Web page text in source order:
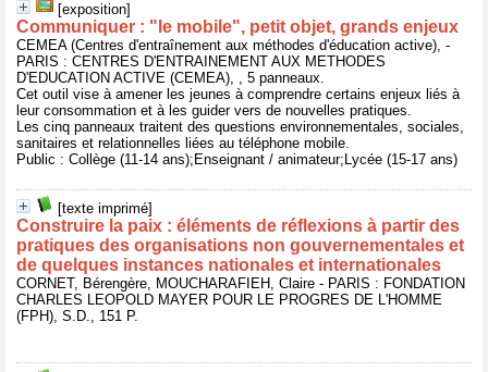
[exposition]
Communiquer : "le mobile", petit objet, grands enjeux
CEMEA (Centres d'entraînement aux méthodes d'éducation active), -
PARIS : CENTRES D'ENTRAINEMENT AUX METHODES
D'EDUCATION ACTIVE (CEMEA), , 5 panneaux.
Cet outil vise à amener les jeunes à comprendre certains enjeux liés à
leur consommation et à les guider vers de nouvelles pratiques.
Les cinq panneaux traitent des questions environnementales, sociales,
sanitaires et relationnelles liées au téléphone mobile.
Public : Collège (11-14 ans);Enseignant / animateur;Lycée (15-17 ans)
[texte imprimé]
Construire la paix : éléments de réflexions à partir des
pratiques des organisations non gouvernementales et
de quelques instances nationales et internationales
CORNET, Bérengère, MOUCHARAFIEH, Claire - PARIS : FONDATION
CHARLES LEOPOLD MAYER POUR LE PROGRES DE L'HOMME
(FPH), S.D., 151 P.